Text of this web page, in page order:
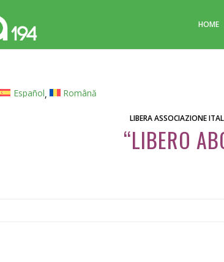
HOME
Español Română
LIBERA ASSOCIAZIONE
“LIBERO